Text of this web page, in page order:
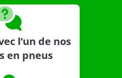
l’un de nos
en pneus